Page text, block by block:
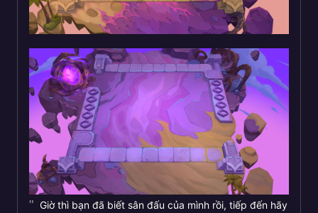
Giờ thì bạn đã biết sân đấu của mình rồi, tiếp đến hãy